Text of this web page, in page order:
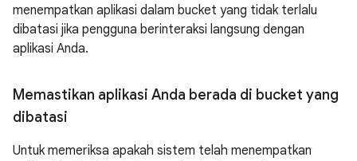
menempatkan aplikasi dalam bucket yang tidak terlalu
dibatasi jika pengguna berinteraksi langsung dengan
aplikasi Anda.
Memastikan aplikasi Anda berada di bucket yang
dibatasi
Untuk memeriksa apakah sistem telah menempatkan